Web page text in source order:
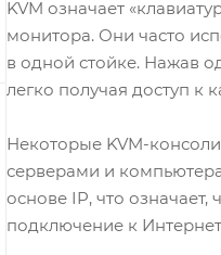
KVM означает
монитора. Они часто
в одной стойке. Нажав
легко получая доступ к
Некоторые KVM-
серверами и
основе IP, что
подключение к